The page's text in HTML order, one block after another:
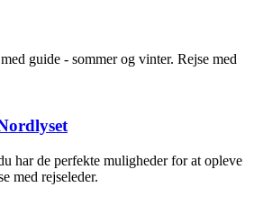
guide - sommer og vinter. Rejse med
har de perfekte muligheder for at opleve
med rejseleder.